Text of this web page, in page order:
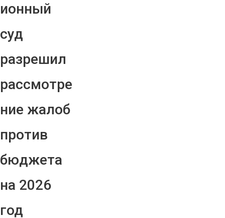
ионный
суд
разрешил
рассмотре
ние жалоб
против
бюджета
на 2026
год